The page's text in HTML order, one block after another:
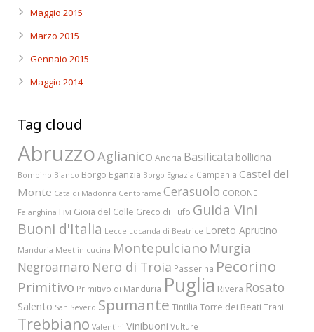
Maggio 2015
Marzo 2015
Gennaio 2015
Maggio 2014
Tag cloud
AbruzzoAglianico Andria Basilicata bollicina
Bombino Bianco Borgo Eganzia Borgo Egnazia Campania Castel del
Monte Cataldi Madonna Centorame Cerasuolo CORONE
Falanghina Fivi Gioia del Colle Greco di Tufo Guida Vini
Buoni d'Italia Lecce Locanda di Beatrice Loreto Aprutino
Manduria Meet in cucina Montepulciano Murgia
Negroamaro Nero di Troia Passerina Pecorino
Primitivo Primitivo di Manduria Puglia Rivera Rosato
Salento San Severo Spumante Tintilia Torre dei Beati Trani
Trebbiano Valentini Vinibuoni Vulture